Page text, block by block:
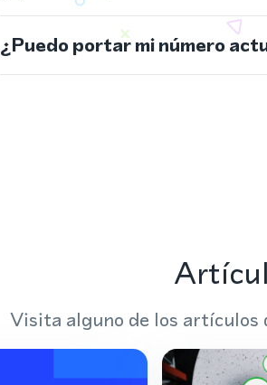
¿Puedo portar mi número
Visita alguno de los